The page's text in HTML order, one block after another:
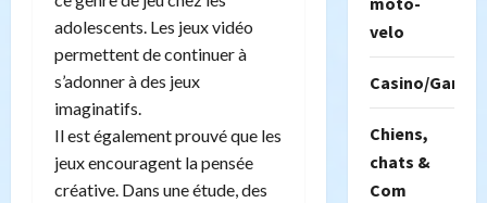
adolescents. Les jeux vidéo
permettent de continuer à
s’adonner à des jeux
imaginatifs.
Il est également prouvé que les
jeux encouragent la pensée
créative. Dans une étude, des
velo
Casino/
Chiens,
chats &
Com